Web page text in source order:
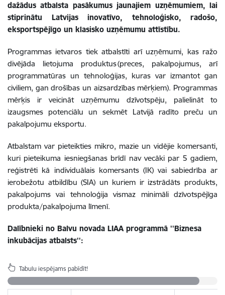
dažādus atbalsta pasākumus jaunajiem uzņēmumiem, lai
stiprinātu Latvijas inovatīvo, tehnoloģisko, radošo,
eksportspējīgo un klasisko uzņēmumu attīstību.
Programmas ietvaros tiek atbalstīti arī uzņēmumi, kas ražo
divējāda lietojuma produktus (preces, pakalpojumus, arī
programmatūras un tehnoloģijas, kuras var izmantot gan
civiliem, gan drošības un aizsardzības mērķiem). Programmas
mērķis ir veicināt uzņēmumu dzīvotspēju, palielināt to
izaugsmes potenciālu un sekmēt Latvijā radīto preču un
pakalpojumu eksportu.
Atbalstam var pieteikties mikro, mazie un vidējie komersanti,
kuri pieteikuma iesniegšanas brīdī nav vecāki par 5 gadiem,
reģistrēti kā individuālais komersants (IK) vai sabiedrība ar
ierobežotu atbildību (SIA) un kuriem ir izstrādāts produkts,
pakalpojums vai tehnoloģija vismaz minimāli dzīvotspējīga
produkta/pakalpojuma līmenī.
Dalībnieki no Balvu novada LIAA programmā ''Biznesa
inkubācijas atbalsts'':
Tabulu iespējams pabīdīt!